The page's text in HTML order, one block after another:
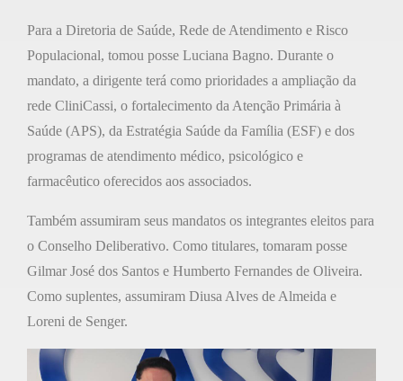
Para a Diretoria de Saúde, Rede de Atendimento e Risco
Populacional, tomou posse Luciana Bagno. Durante o
mandato, a dirigente terá como prioridades a ampliação da
rede CliniCassi, o fortalecimento da Atenção Primária à
Saúde (APS), da Estratégia Saúde da Família (ESF) e dos
programas de atendimento médico, psicológico e
farmacêutico oferecidos aos associados.
Também assumiram seus mandatos os integrantes eleitos para
o Conselho Deliberativo. Como titulares, tomaram posse
Gilmar José dos Santos e Humberto Fernandes de Oliveira.
Como suplentes, assumiram Diusa Alves de Almeida e
Loreni de Senger.